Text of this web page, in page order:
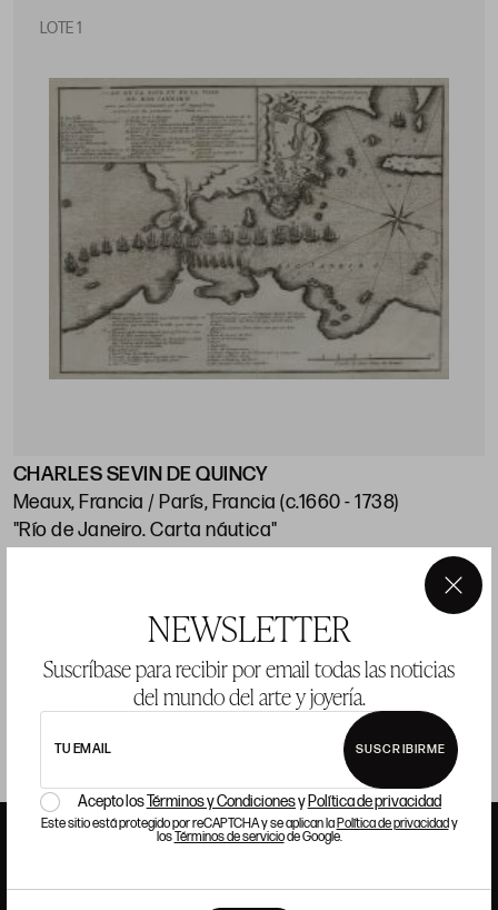
NEWSLETTER
Suscríbase para recibir por email todas las noticias
del mundo del arte y joyería.
TU EMAIL SUSCRIBIRME
Acepto losTérminos y Condicionesy Política de privacidad
Este sitio está protegido por reCAPTCHA y se aplican laPolítica de privacidady
losTérminos de serviciode Google.
×
LOTE 1
CHARLES SEVIN DE QUINCY
Meaux, Francia / París, Francia (c.1660 - 1738)
"Río de Janeiro. Carta náutica"